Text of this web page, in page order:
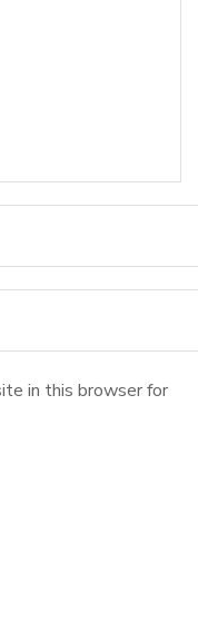
in this browser for